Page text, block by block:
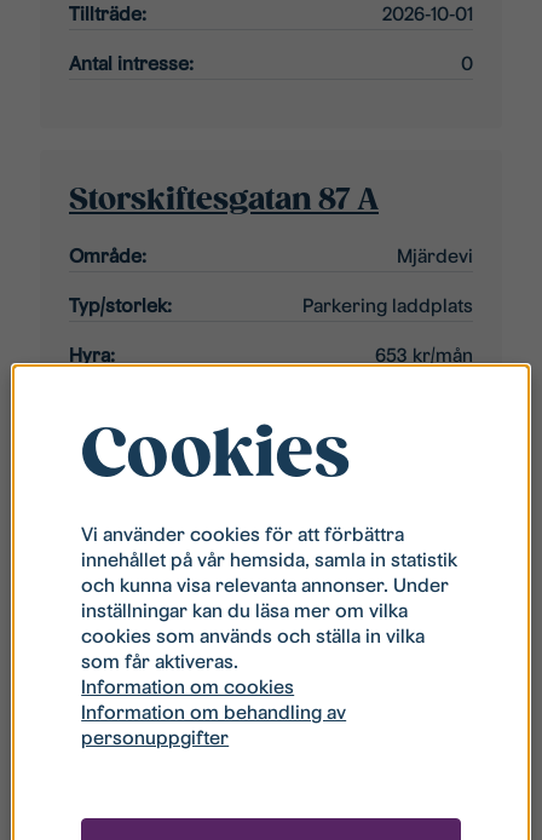
Tillträde: 2026-10-01
Antal intresse: 0
Storskiftesgatan 87 A
Område: Mjärdevi
Typ/storlek: Parkering laddplats
Hyra: 653 kr/mån
Antal intresse:
Askebyvägen 6-54
Område: Linghem
Typ/storlek: Parkering motorvärmare
Hyra:
Cookies
Vi använder cookies för att förbättra
innehållet på vår hemsida, samla in statistik
och kunna visa relevanta annonser. Under
inställningar kan du läsa mer om vilka
cookies som används och ställa in vilka
som får aktiveras.
Information om cookies
Information om behandling av
personuppgifter